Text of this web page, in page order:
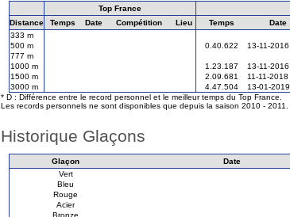
Top France
Distance
Temps Date Compétition Lieu Temps Date
333 m
500 m
0.40.622 13-11-2016
777 m
1000 m
1.23.187 13-11-2016
1500 m
2.09.681 11-11-2018
3000 m
4.47.504 13-01-2019
* D : Différence entre le record personnel et le meilleur temps du Top France.
Les records personnels ne sont disponibles que depuis la saison 2010 - 2011.
Historique Glaçons
Glaçon Date
Vert
Bleu
Rouge
Acier
Bronze